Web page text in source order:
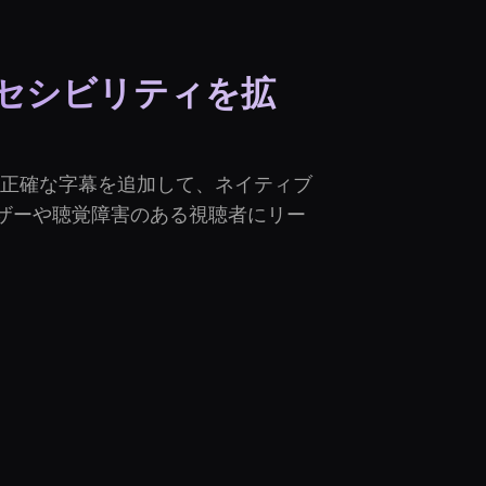
シビリティを拡
確な字幕を追加して、ネイティブ
ーや聴覚障害のある視聴者にリー